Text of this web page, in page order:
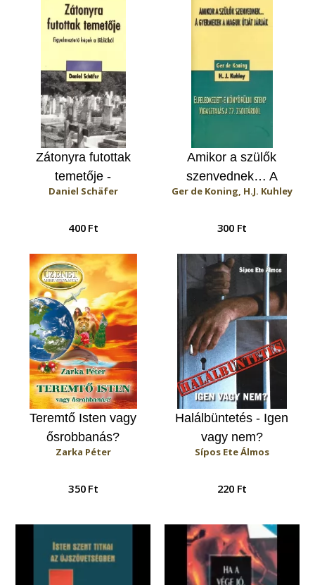
Zátonyra futottak
temetője -
Figyelmeztető képek a
Daniel Schäfer
400 Ft
Amikor a szülők
szenvednek… A
gyermekek a maguk
Elfeledkezett-e
könyörülni Isten?
Vigasztalás a 77.
Zsoltárból
Ger de Koning, H.J. Kuhley
300 Ft
Teremtő Isten vagy
ősrobbanás?
Zarka Péter
350 Ft
Halálbüntetés - Igen
vagy nem?
Sípos Ete Álmos
220 Ft